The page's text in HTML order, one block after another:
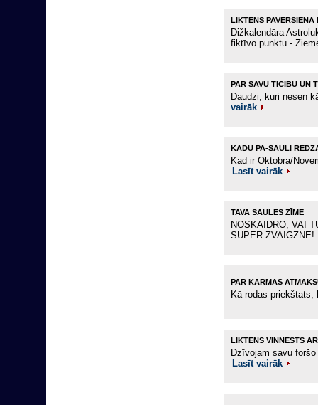
LIKTENS PAVĒRSIENA
Dižkalendāra
fiktīvo punktu -
PAR SAVU TICĪBU UN
Daudzi, kuri nesen
vairāk
KĀDU PA-SAULI
Kad ir Oktobra/
Lasīt vairāk
TAVA SAULES ZĪME
NOSKAIDRO, VAI
SUPER ZVAIGZNE!
PAR KARMAS
Kā rodas
LIKTENS VINNESTS
Dzīvojam savu
Lasīt vairāk